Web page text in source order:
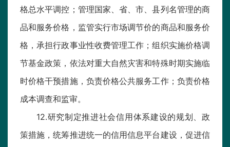
格总水平调控；管理国家、省、市、县列名管理的商
品和服务价格，监管实行市场调节价的商品和服务价
格，承担行政事业性收费管理工作；组织实施价格调
节基金政策，依法对重大自然灾害和特殊时期实施临
时价格干预措施，负责价格公共服务工作；负责价格
成本调查和监审。
12.研究制定推进社会信用体系建设的规划、政
策措施，统筹推进统一的信用信息平台建设，促进信